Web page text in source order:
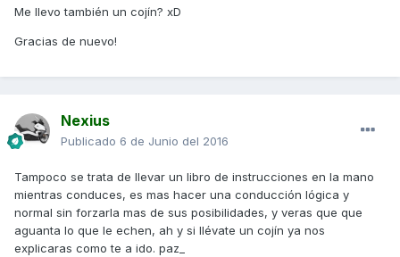
Me llevo también un cojín? xD
Gracias de nuevo!
Nexius
Publicado 6 de Junio del 2016
Tampoco se trata de llevar un libro de instrucciones en la mano
mientras conduces, es mas hacer una conducción lógica y
normal sin forzarla mas de sus posibilidades, y veras que que
aguanta lo que le echen, ah y si llévate un cojín ya nos
explicaras como te a ido. paz_